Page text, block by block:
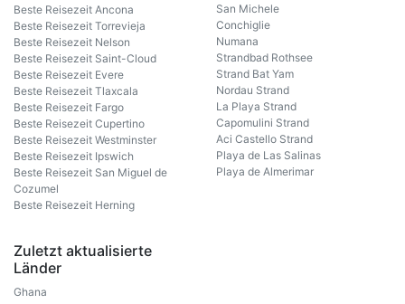
Beste Reisezeit Ancona
Beste Reisezeit Torrevieja
Beste Reisezeit Nelson
Beste Reisezeit Saint-Cloud
Beste Reisezeit Evere
Beste Reisezeit Tlaxcala
Beste Reisezeit Fargo
Beste Reisezeit Cupertino
Beste Reisezeit Westminster
Beste Reisezeit Ipswich
Beste Reisezeit San Miguel de
Cozumel
Beste Reisezeit Herning
San Michele
Conchiglie
Numana
Strandbad Rothsee
Strand Bat Yam
Nordau Strand
La Playa Strand
Capomulini Strand
Aci Castello Strand
Playa de Las Salinas
Playa de Almerimar
Zuletzt aktualisierte
Länder
Ghana